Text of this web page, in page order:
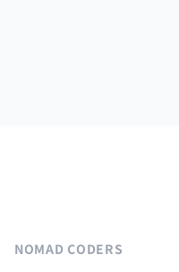
NOMAD CODERS